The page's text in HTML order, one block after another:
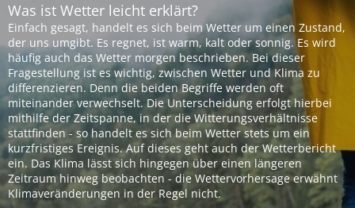
Was ist Wetter leicht erklärt?
Einfach gesagt, handelt es sich beim Wetter um einen Zustand,
der uns umgibt. Es regnet, ist warm, kalt oder sonnig. Es wird
häufig auch das Wetter morgen beschrieben. Bei dieser
Fragestellung ist es wichtig, zwischen Wetter und Klima zu
differenzieren. Denn die beiden Begriffe werden oft
miteinander verwechselt. Die Unterscheidung erfolgt hierbei
mithilfe der Zeitspanne, in der die Witterungsverhältnisse
stattfinden - so handelt es sich beim Wetter stets um ein
kurzfristiges Ereignis. Auf dieses geht auch der Wetterbericht
ein. Das Klima lässt sich hingegen über einen längeren
Zeitraum hinweg beobachten - die Wettervorhersage erwähnt
Klimaveränderungen in der Regel nicht.